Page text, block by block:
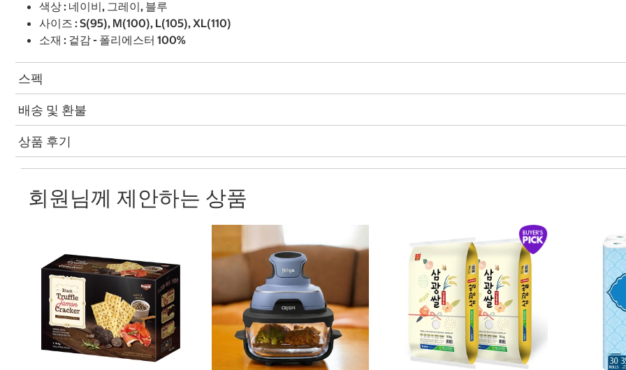
색상 : 네이비, 그레이, 블루
사이즈 : S(95), M(100), L(105), XL(110)
소재 : 겉감 - 폴리에스터 100%
스펙
배송 및 환불
상품 후기
회원님께 제안하는 상품